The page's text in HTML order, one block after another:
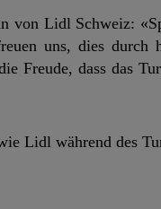
von Lidl Schweiz:
uns, dies durch
Freude, dass das
Lidl während des